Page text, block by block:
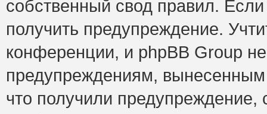
собственный свод правил.
получить предупреждение.
конференции, и phpBB Group
предупреждениям,
что получили предупреждение,